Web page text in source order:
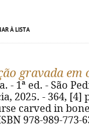
À LISTA
gravada em
- 1ª ed. - São
2025. - 364, [4]
carved in
978-989-773-